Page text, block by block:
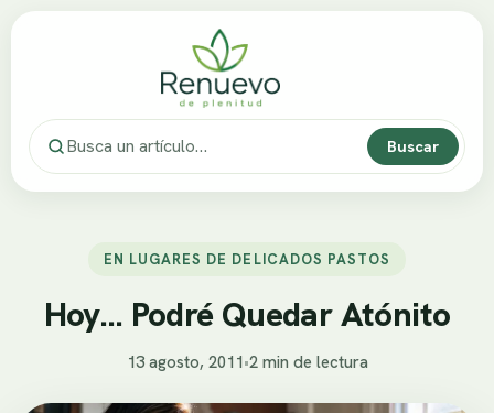
Buscar
EN LUGARES DE DELICADOS PASTOS
Hoy… Podré Quedar Atónito
13 agosto, 2011•2 min de lectura